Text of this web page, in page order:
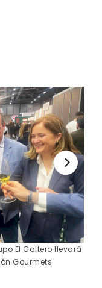
El Gaitero llevará
Gourmets